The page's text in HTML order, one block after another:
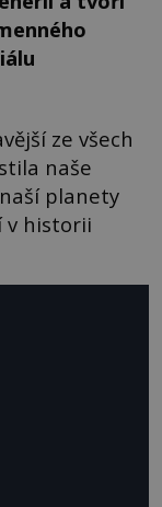
ze všech
naše
planety
v historii